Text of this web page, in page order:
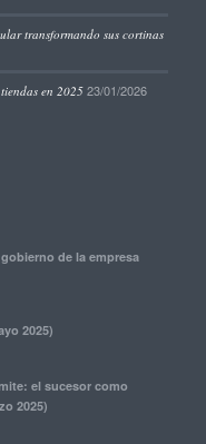
transformando sus cortinas
en 2025 23/01/2026
de la empresa
2025)
el sucesor como
2025)